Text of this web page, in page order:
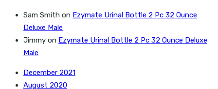
Sam Smith on Ezymate Urinal Bottle 2 Pc 32 Ounce
Deluxe Male
Jimmy on Ezymate Urinal Bottle 2 Pc 32 Ounce Deluxe
Male
December 2021
August 2020